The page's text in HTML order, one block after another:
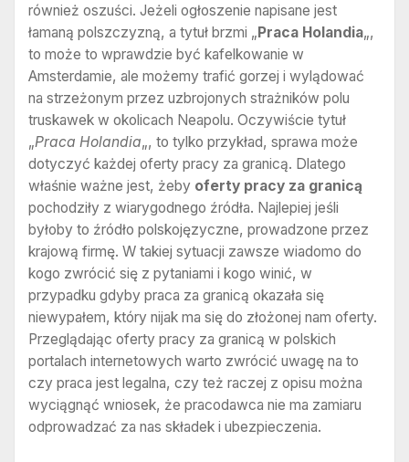
również oszuści. Jeżeli ogłoszenie napisane jest
łamaną polszczyzną, a tytuł brzmi „Praca Holandia„,
to może to wprawdzie być kafelkowanie w
Amsterdamie, ale możemy trafić gorzej i wylądować
na strzeżonym przez uzbrojonych strażników polu
truskawek w okolicach Neapolu. Oczywiście tytuł
„Praca Holandia„, to tylko przykład, sprawa może
dotyczyć każdej oferty pracy za granicą. Dlatego
właśnie ważne jest, żeby oferty pracy za granicą
pochodziły z wiarygodnego źródła. Najlepiej jeśli
byłoby to źródło polskojęzyczne, prowadzone przez
krajową firmę. W takiej sytuacji zawsze wiadomo do
kogo zwrócić się z pytaniami i kogo winić, w
przypadku gdyby praca za granicą okazała się
niewypałem, który nijak ma się do złożonej nam oferty.
Przeglądając oferty pracy za granicą w polskich
portalach internetowych warto zwrócić uwagę na to
czy praca jest legalna, czy też raczej z opisu można
wyciągnąć wniosek, że pracodawca nie ma zamiaru
odprowadzać za nas składek i ubezpieczenia.